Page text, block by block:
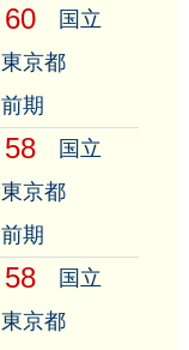
60
国立
東京都
前期
58
国立
東京都
前期
58
国立
東京都